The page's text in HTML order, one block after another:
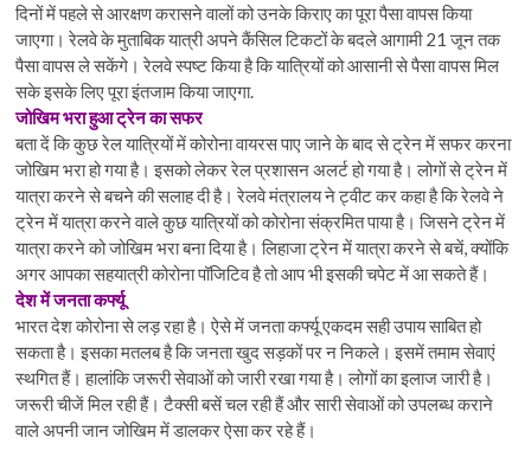
दिनों में पहले से आरक्षण करासने वालों को उनके किराए का पूरा पैसा वापस किया
जाएगा। रेलवे के मुताबिक यात्री अपने कैंसिल टिकटों के बदले आगामी 21 जून तक
पैसा वापस ले सकेंगे। रेलवे स्पष्ट किया है कि यात्रियों को आसानी से पैसा वापस मिल
सके इसके लिए पूरा इंतजाम किया जाएगा.
जोखिम भरा हुआ ट्रेन का सफर
बता दें कि कुछ रेल यात्रियों में कोरोना वायरस पाए जाने के बाद से ट्रेन में सफर करना
जोखिम भरा हो गया है। इसको लेकर रेल प्रशासन अलर्ट हो गया है। लोगों से ट्रेन में
यात्रा करने से बचने की सलाह दी है। रेलवे मंत्रालय ने ट्वीट कर कहा है कि रेलवे ने
ट्रेन में यात्रा करने वाले कुछ यात्रियों को कोरोना संक्रमित पाया है। जिसने ट्रेन में
यात्रा करने को जोखिम भरा बना दिया है। लिहाजा ट्रेन में यात्रा करने से बचें, क्योंकि
अगर आपका सहयात्री कोरोना पॉजिटिव है तो आप भी इसकी चपेट में आ सकते हैं।
देश में जनता कर्फ्यू
भारत देश कोरोना से लड़ रहा है। ऐसे में जनता कर्फ्यू एकदम सही उपाय साबित हो
सकता है। इसका मतलब है कि जनता खुद सड़कों पर न निकले। इसमें तमाम सेवाएं
स्थगित हैं। हालांकि जरूरी सेवाओं को जारी रखा गया है। लोगों का इलाज जारी है।
जरूरी चीजें मिल रही हैं। टैक्सी बसें चल रही हैं और सारी सेवाओं को उपलब्ध कराने
वाले अपनी जान जोखिम में डालकर ऐसा कर रहे हैं।